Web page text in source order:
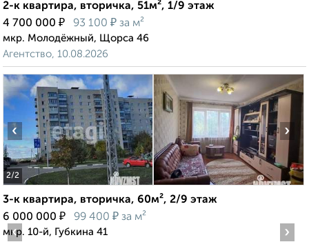
2-к квартира, вторичка, 51м², 1/9 этаж
4 700 000 ₽ 93 100 ₽ за м²
мкр. Молодёжный, Щорса 46
Агентство, 10.08.2026
2/2
‹ ›
3-к квартира, вторичка, 60м², 2/9 этаж
6 000 000 ₽ 99 400 ₽ за м²
мкр. 10-й, Губкина 41
‹ ›